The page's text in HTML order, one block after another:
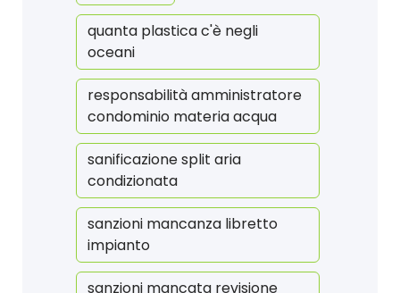
quanta plastica c'è negli
oceani
responsabilità amministratore
condominio materia acqua
sanificazione split aria
condizionata
sanzioni mancanza libretto
impianto
sanzioni mancata revisione